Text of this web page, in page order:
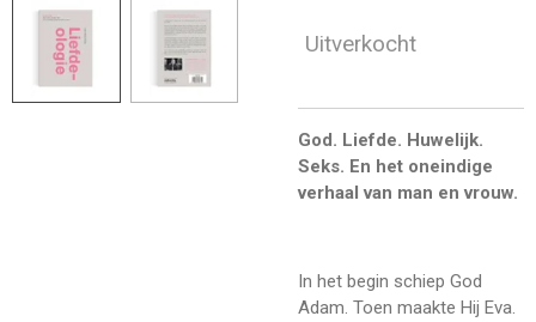
Uitverkocht
God. Liefde. Huwelijk.
Seks. En het oneindige
verhaal van man en vrouw.
In het begin schiep God
Adam. Toen maakte Hij Eva.